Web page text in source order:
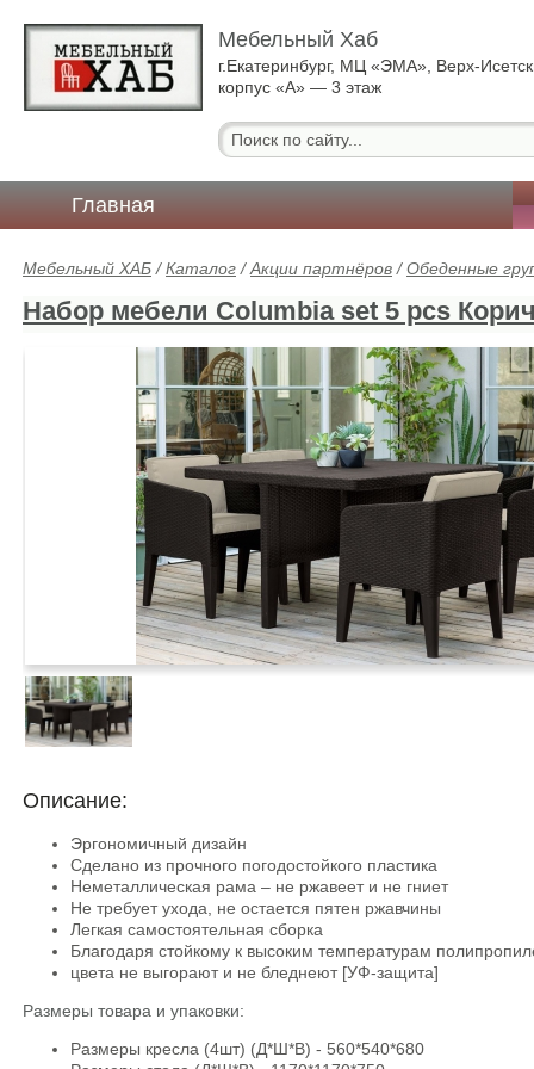
Мебельный Хаб
г.Екатеринбург, МЦ «ЭМА», Верх-
корпус «А» — 3 этаж
Главная
Мебельный ХАБ /Каталог /Акции партнёров /Обеденные
Набор мебели Columbia set 5 pcs
Описание:
Эргономичный дизайн
Сделано из прочного погодостойкого пластика
Неметаллическая рама – не ржавеет и не гниет
Не требует ухода, не остается пятен ржавчины
Легкая самостоятельная сборка
Благодаря стойкому к высоким температурам
цвета не выгорают и не бледнеют [УФ-защита]
Размеры товара и упаковки:
Размеры кресла (4шт) (Д*Ш*В) - 560*540*680